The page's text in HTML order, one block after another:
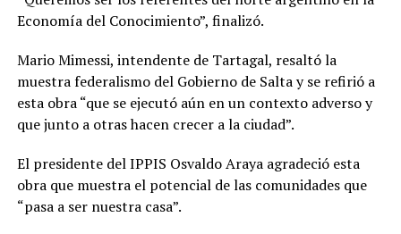
Economía del Conocimiento”, finalizó.
Mario Mimessi, intendente de Tartagal, resaltó la
muestra federalismo del Gobierno de Salta y se refirió a
esta obra “que se ejecutó aún en un contexto adverso y
que junto a otras hacen crecer a la ciudad”.
El presidente del IPPIS Osvaldo Araya agradeció esta
obra que muestra el potencial de las comunidades que
“pasa a ser nuestra casa”.